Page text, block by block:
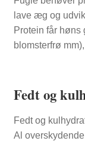
lave æg og
Protein får høns
blomsterfrø
Fedt og
Fedt og
Al